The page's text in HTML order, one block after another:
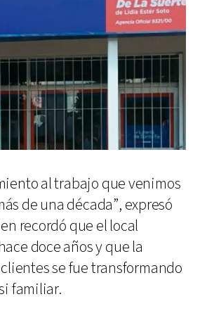
al trabajo que venimos
de una década”, expresó
recordó que el local
doce años y que la
se fue transformando
familiar.